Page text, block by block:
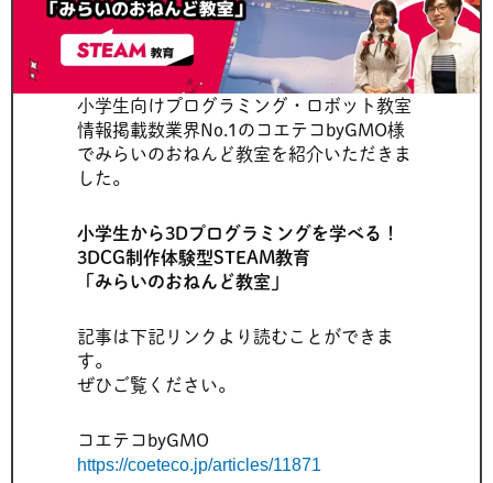
小学生向けプログラミング・ロボット教室
情報掲載数業界No.1のコエテコbyGMO様
でみらいのおねんど教室を紹介いただきま
した。
小学生から3Dプログラミングを学べる！
3DCG制作体験型STEAM教育
「みらいのおねんど教室」
記事は下記リンクより読むことができま
す。
ぜひご覧ください。
コエテコbyGMO
https://coeteco.jp/articles/11871